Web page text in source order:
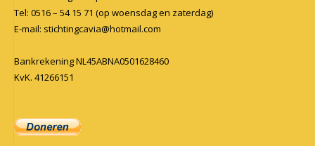
Tel: 0516 – 54 15 71 (op woensdag en zaterdag)
E-mail: stichtingcavia@hotmail.com
Bankrekening NL45ABNA0501628460
KvK. 41266151